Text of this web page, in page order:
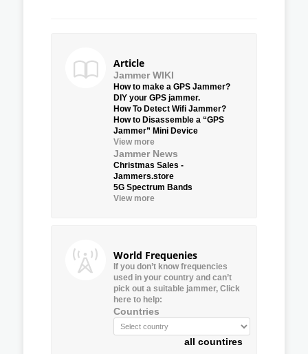
Article
Jammer WIKI
How to make a GPS Jammer?
DIY your GPS jammer.
How To Detect Wifi Jammer?
How to Disassemble a “GPS
Jammer” Mini Device
View more
Jammer News
Christmas Sales -
Jammers.store
5G Spectrum Bands
View more
World Frequenies
If you don’t know frequencies
used in your country and can’t
pick out a suitable jammer, Click
here to help:
Countries
all countires